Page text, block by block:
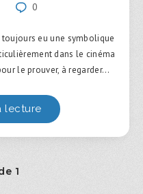
0
eu une symbolique
dans le cinéma
le prouver, à regarder…
lecture
1